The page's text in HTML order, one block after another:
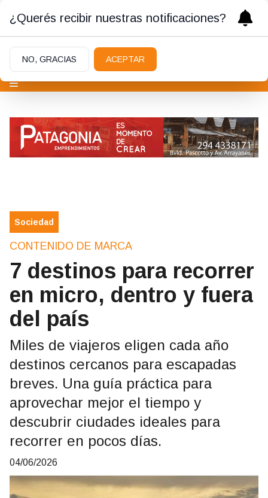
Sociedad
CONTENIDO DE MARCA
7 destinos para recorrer
en micro, dentro y fuera
del país
Miles de viajeros eligen cada año
destinos cercanos para escapadas
breves. Una guía práctica para
aprovechar mejor el tiempo y
descubrir ciudades ideales para
recorrer en pocos días.
04/06/2026
¿Querés recibir nuestras notificaciones?
NO, GRACIAS ACEPTAR